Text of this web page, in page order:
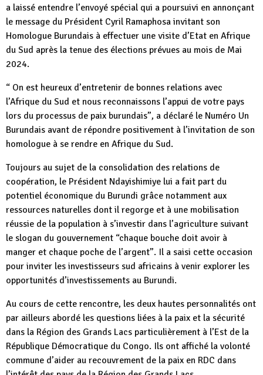
a laissé entendre l’envoyé spécial qui a poursuivi en annonçant
le message du Président Cyril Ramaphosa invitant son
Homologue Burundais à effectuer une visite d’Etat en Afrique
du Sud après la tenue des élections prévues au mois de Mai
2024.
“ On est heureux d’entretenir de bonnes relations avec
l’Afrique du Sud et nous reconnaissons l’appui de votre pays
lors du processus de paix burundais”, a déclaré le Numéro Un
Burundais avant de répondre positivement à l’invitation de son
homologue à se rendre en Afrique du Sud.
Toujours au sujet de la consolidation des relations de
coopération, le Président Ndayishimiye lui a fait part du
potentiel économique du Burundi grâce notamment aux
ressources naturelles dont il regorge et à une mobilisation
réussie de la population à s’investir dans l’agriculture suivant
le slogan du gouvernement “chaque bouche doit avoir à
manger et chaque poche de l’argent”. Il a saisi cette occasion
pour inviter les investisseurs sud africains à venir explorer les
opportunités d’investissements au Burundi.
Au cours de cette rencontre, les deux hautes personnalités ont
par ailleurs abordé les questions liées à la paix et la sécurité
dans la Région des Grands Lacs particulièrement à l’Est de la
République Démocratique du Congo. Ils ont affiché la volonté
commune d’aider au recouvrement de la paix en RDC dans